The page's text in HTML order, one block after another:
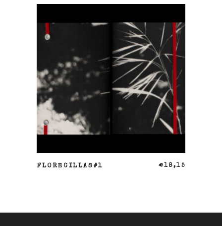
AÑADIR AL CARRITO
FLORECILLAS#1 €18,15